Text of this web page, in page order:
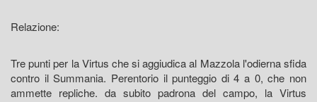
Relazione:
Tre punti per la Virtus che si aggiudica al Mazzola l'odierna sfida
contro il Summania. Perentorio il punteggio di 4 a 0, che non
ammette repliche. da subito padrona del campo, la Virtus